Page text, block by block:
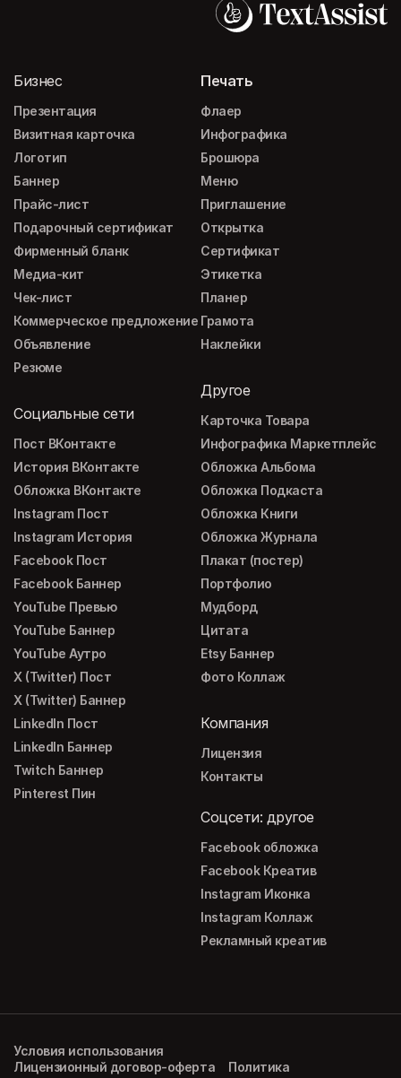
Бизнес
Презентация
Визитная карточка
Логотип
Баннер
Прайс-лист
Подарочный сертификат
Фирменный бланк
Медиа-кит
Чек-лист
Коммерческое предложение
Объявление
Резюме
Социальные сети
Пост ВКонтакте
История ВКонтакте
Обложка ВКонтакте
Instagram Пост
Instagram История
Facebook Пост
Facebook Баннер
YouTube Превью
YouTube Баннер
YouTube Аутро
X (Twitter) Пост
X (Twitter) Баннер
LinkedIn Пост
LinkedIn Баннер
Twitch Баннер
Pinterest Пин
Печать
Флаер
Инфографика
Брошюра
Меню
Приглашение
Открытка
Сертификат
Этикетка
Планер
Грамота
Наклейки
Другое
Карточка Товара
Инфографика Маркетплейс
Обложка Альбома
Обложка Подкаста
Обложка Книги
Обложка Журнала
Плакат (постер)
Портфолио
Мудборд
Цитата
Etsy Баннер
Фото Коллаж
Компания
Лицензия
Контакты
Соцсети: другое
Facebook обложка
Facebook Креатив
Instagram Иконка
Instagram Коллаж
Рекламный креатив
Условия использования
Лицензионный договор-оферта
Политика